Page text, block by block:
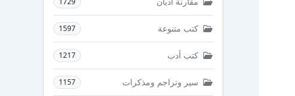
كتب متنوعة 1597
كتب أدب 1217
سير وتراجم ومذكرات 1157